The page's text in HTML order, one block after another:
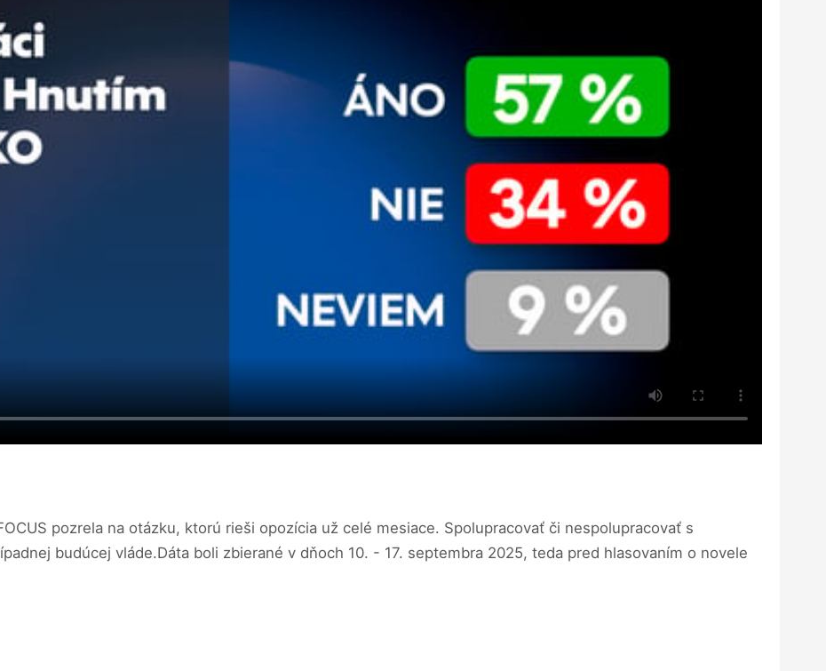
pozrela na otázku, ktorú rieši opozícia už celé mesiace. Spolupracovať či nespolupracovať s
budúcej vláde.Dáta boli zbierané v dňoch 10. - 17. septembra 2025, teda pred hlasovaním o novele